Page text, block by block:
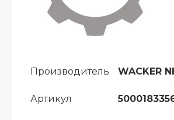
Производитель WACKER
Артикул